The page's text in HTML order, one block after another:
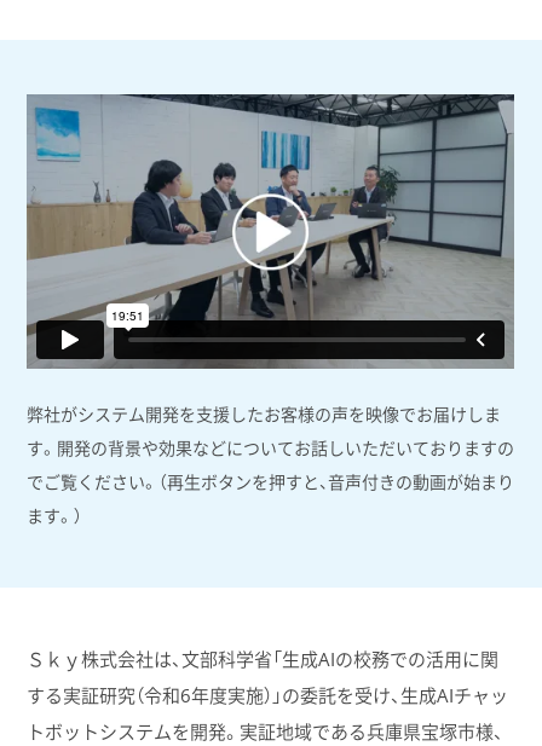
弊社がシステム開発を支援したお客様の声を映像でお届けしま
す。開発の背景や効果などについてお話しいただいておりますの
でご覧ください。（再生ボタンを押すと、音声付きの動画が始まり
ます。）
Ｓｋｙ株式会社は、文部科学省「生成AIの校務での活用に関
する実証研究（令和6年度実施）」の委託を受け、生成AIチャッ
トボットシステムを開発。実証地域である兵庫県宝塚市様、